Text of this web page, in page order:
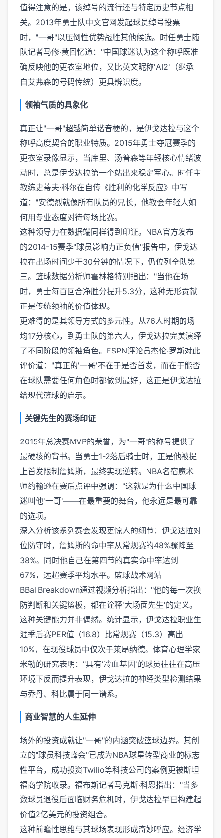
值得注意的是，该绰号的流行还与特定历史节点相
关。2013年勇士队中文官网发起球员绰号投票
时，"一哥"以压倒性优势战胜其他候选。时任勇士随
队记者马修·黄回忆道："中国球迷认为这个称呼既准
确反映他的更衣室地位，又比英文昵称'AI2'（继承
自艾弗森的号码传统）更具辨识度。
领袖气质的具象化
真正让"一哥"超越简单谐音梗的，是伊戈达拉与这个
称呼高度契合的职业特质。2015年勇士夺冠赛季的
更衣室录像显示，当库里、汤普森等年轻核心情绪波
动时，总是伊戈达拉第一个站出来稳定军心。时任主
教练史蒂夫·科尔在自传《胜利的化学反应》中写
道："安德烈就像所有队员的兄长，他教会年轻人如
何用专业态度对待每场比赛。
这种领导力在数据端同样得到印证。NBA官方发布
的2014-15赛季"球员影响力正负值"报告中，伊戈达
拉在出场时间少于30分钟的情况下，仍位列全队第
三。篮球数据分析师霍林格特别指出："当他在场
时，勇士每百回合净胜分提升5.3分，这种无形贡献
正是传统领袖的价值体现。
更难得的是其领导方式的多元性。从76人时期的场
均17分核心，到勇士队的第六人，伊戈达拉完美演绎
了不同阶段的领袖角色。ESPN评论员杰伦·罗斯对此
评价道："真正的'一哥'不在于是否首发，而在于能否
在球队需要任何角色时都做到最好，这正是伊戈达拉
给现代篮球的启示。
关键先生的赛场印证
2015年总决赛MVP的荣誉，为"一哥"的称号提供了
最硬核的背书。当勇士1-2落后骑士时，正是他被提
上首发限制詹姆斯，最终实现逆转。NBA名宿魔术
师约翰逊在赛后点评中强调："这就是为什么中国球
迷叫他'一哥'——在最重要的舞台，他永远是最可靠
的选项。
深入分析该系列赛会发现更惊人的细节：伊戈达拉对
位防守时，詹姆斯的命中率从常规赛的48%骤降至
38%。同时他自己在第四节的真实命中率达到
67%，远超赛季平均水平。篮球战术网站
BBallBreakdown通过视频分析指出："他的每一次换
防判断和关键篮板，都在诠释'大场面先生'的定义。
这种关键能力并非偶然。统计显示，伊戈达拉职业生
涯季后赛PER值（16.8）比常规赛（15.3）高出
10%，在现役球员中仅次于莱昂纳德。体育心理学家
米勒的研究表明："具有'冷血基因'的球员往往在高压
环境下反而提升表现，伊戈达拉的神经类型检测结果
与乔丹、科比属于同一谱系。
商业智慧的人生延伸
场外的投资成就让"一哥"的内涵突破篮球边界。其创
立的"球员科技峰会"已成为NBA球星转型商业的标志
性平台，成功投资Twilio等科技公司的案例更被斯坦
福商学院收录。福布斯记者马克斯·科恩指出："当多
数球员退役后面临财务危机时，伊戈达拉早已构建起
价值2亿美元的投资组合。
这种前瞻性思维与其球场表现形成奇妙呼应。经济学